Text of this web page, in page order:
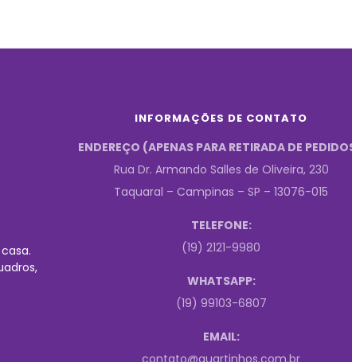
INFORMAÇÕES DE CONTATO
ENDEREÇO (APENAS PARA RETIRADA DE
Rua Dr. Armando Salles de Oliveira, 230
Taquaral – Campinas – SP – 13076-015
TELEFONE:
(19) 2121-9980
WHATSAPP:
(19) 99103-6807
EMAIL:
contato@quartinhos.com.br